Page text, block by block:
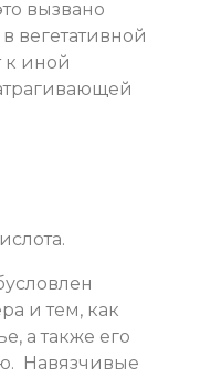
вызвано
вегетативной
к иной
и тем, как
а также его
Навязчивые